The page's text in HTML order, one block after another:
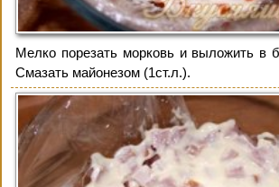
Мелко порезать морковь и выложить в
Смазать майонезом (1ст.л.).